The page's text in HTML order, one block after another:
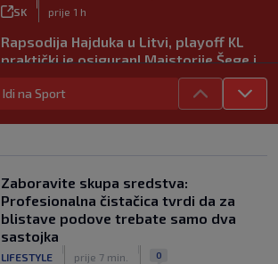
SK prije 1 h
Rapsodija Hajduka u Litvi, playoff KL
praktički je osiguran! Majstorije Šege i
SK
|
prije 6 h
Neočekivani problemi za Dinamo:
Rijeka u Finsku nosi minimalnu
prednost, bivši vratar Dinama spriječio
veću razliku
SK prije 2 h
Idi na Sport
Zaboravite skupa sredstva:
Profesionalna čistačica tvrdi da za
blistave podove trebate samo dva
sastojka
LIFESTYLE prije 7 min. 0